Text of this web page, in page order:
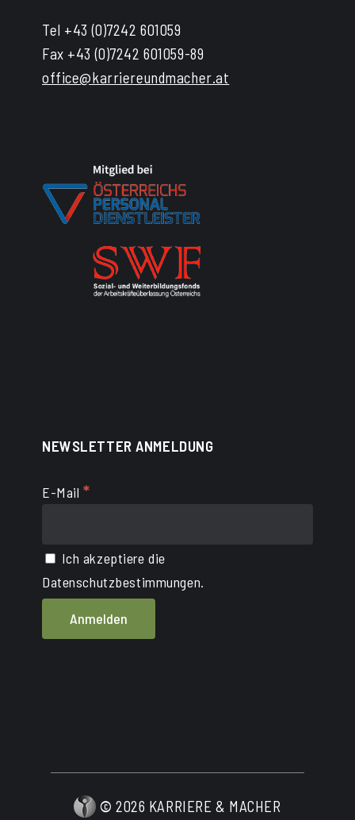
Tel +43 (0)7242 601059
Fax +43 (0)7242 601059-89
office@karriereundmacher.at
NEWSLETTER ANMELDUNG
E-Mail *
Ich akzeptiere die
Datenschutzbestimmungen.
©2026 KARRIERE & MACHER